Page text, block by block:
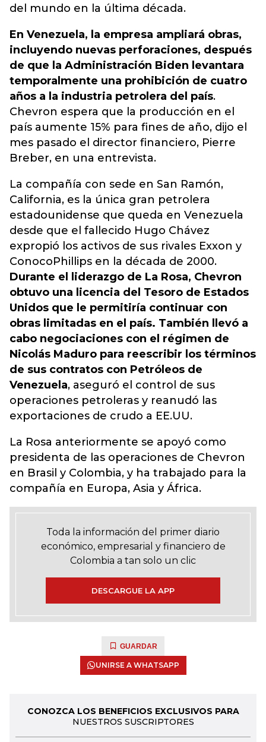
del mundo en la última década.
En Venezuela, la empresa ampliará obras,
incluyendo nuevas perforaciones, después
de que la Administración Biden levantara
temporalmente una prohibición de cuatro
años a la industria petrolera del país.
Chevron espera que la producción en el
país aumente 15% para fines de año, dijo el
mes pasado el director financiero, Pierre
Breber, en una entrevista.
La compañía con sede en San Ramón,
California, es la única gran petrolera
estadounidense que queda en Venezuela
desde que el fallecido Hugo Chávez
expropió los activos de sus rivales Exxon y
ConocoPhillips en la década de 2000.
Durante el liderazgo de La Rosa, Chevron
obtuvo una licencia del Tesoro de Estados
Unidos que le permitiría continuar con
obras limitadas en el país. También llevó a
cabo negociaciones con el régimen de
Nicolás Maduro para reescribir los términos
de sus contratos con Petróleos de
Venezuela, aseguró el control de sus
operaciones petroleras y reanudó las
exportaciones de crudo a EE.UU.
La Rosa anteriormente se apoyó como
presidenta de las operaciones de Chevron
en Brasil y Colombia, y ha trabajado para la
compañía en Europa, Asia y África.
Toda la información del primer diario
económico, empresarial y financiero de
Colombia a tan solo un clic
DESCARGUE LA APP
GUARDAR
UNIRSE A WHATSAPP
CONOZCA LOS BENEFICIOS EXCLUSIVOS PARA
NUESTROS SUSCRIPTORES